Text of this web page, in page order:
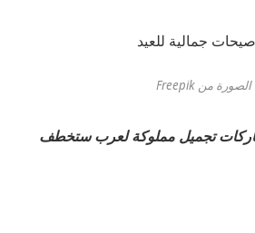
الصورة من Freepik
10 أشهر ماركات تجميل مملوكة لعرب ستخطف